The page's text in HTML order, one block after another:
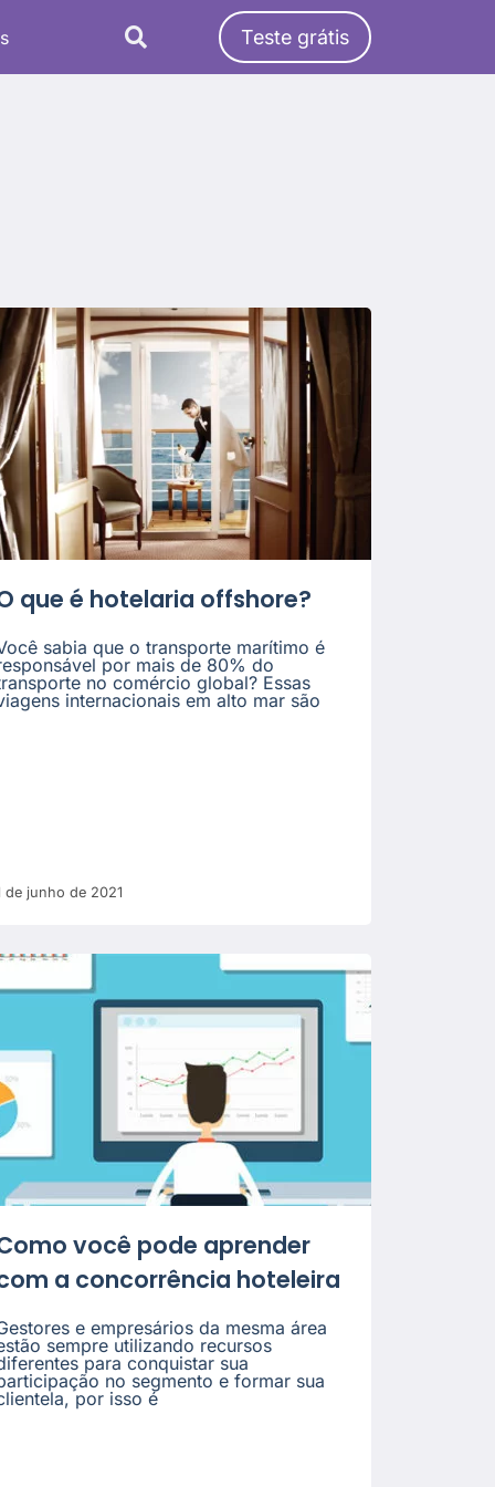
Teste grátis
que é hotelaria offshore?
sabia que o transporte marítimo é
por mais de 80% do
no comércio global? Essas
internacionais em alto mar são
de junho de 2021
você pode aprender
a concorrência hoteleira
e empresários da mesma área
sempre utilizando recursos
para conquistar sua
no segmento e formar sua
por isso é